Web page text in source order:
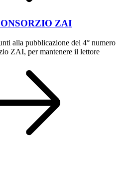
ZAI
alla pubblicazione del 4° numero
ZAI, per mantenere il lettore